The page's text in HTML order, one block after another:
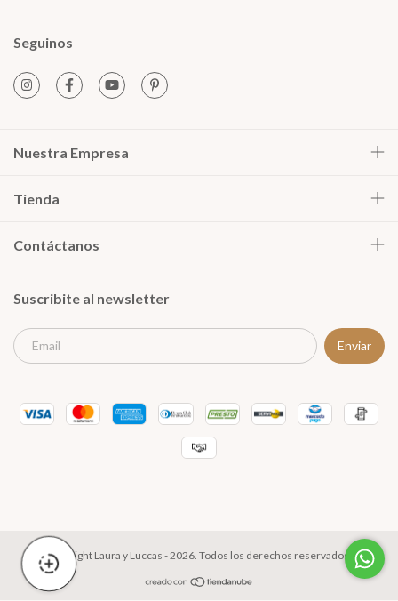
Seguinos
Nuestra Empresa
Tienda
Contáctanos
Suscribite al newsletter
Copyright Laura y Luccas - 2026. Todos los derechos reservados.